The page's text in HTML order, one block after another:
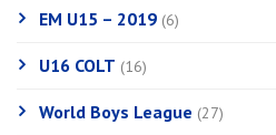
EM U15 – 2019 (6)
U16 COLT (16)
World Boys League (27)